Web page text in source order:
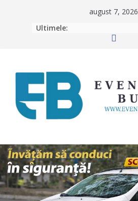
august 7, 2026
Ultimele: